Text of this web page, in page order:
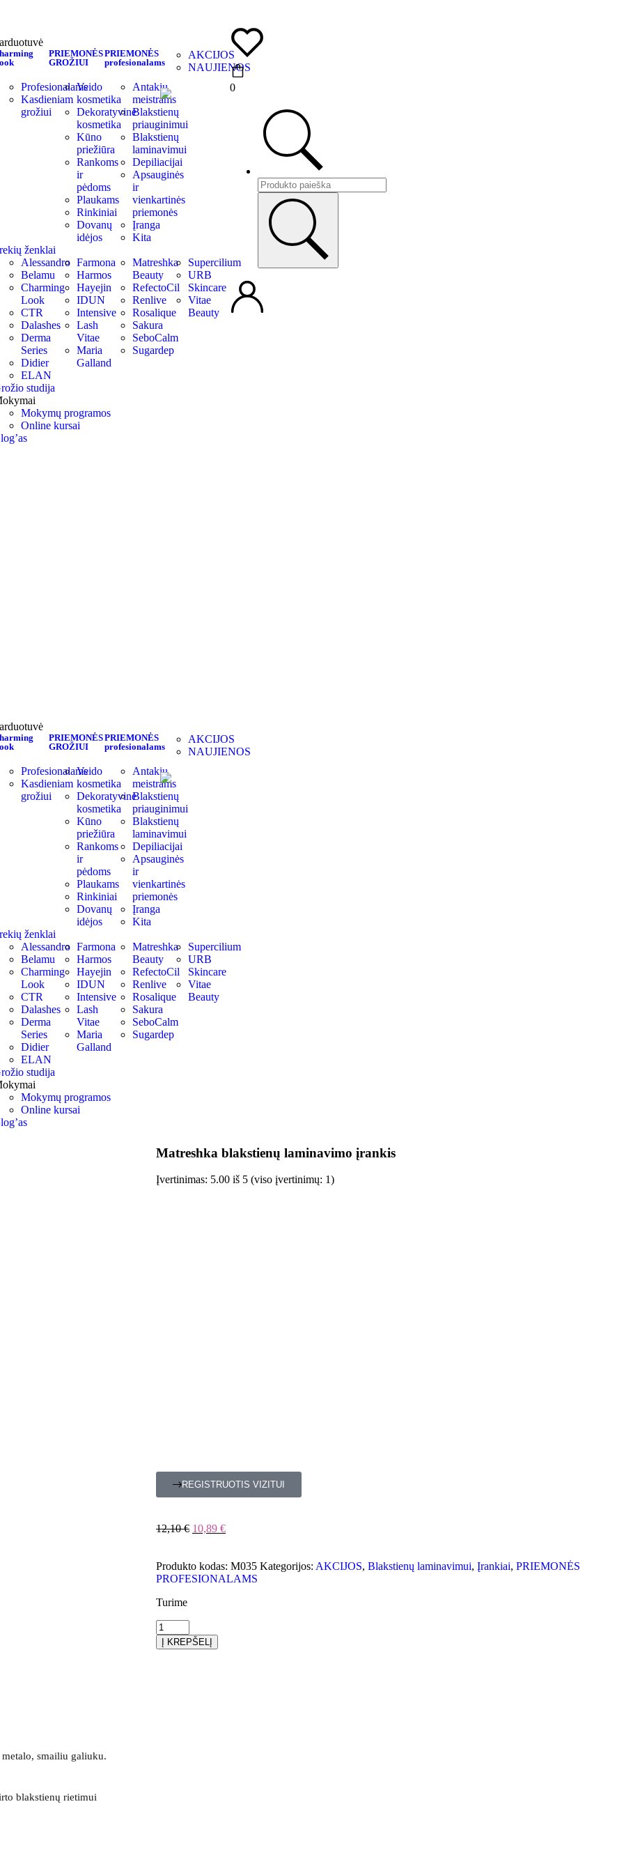
Profesionalams
Kasdieniam
grožiui
PRIEMONĖS
GROŽIUI
Veido
kosmetika
Dekoratyvinė
kosmetika
Kūno
priežiūra
Rankoms
ir
pėdoms
Plaukams
Rinkiniai
Dovanų
idėjos
PRIEMONĖS
profesionalams
Antakių
meistrams
Blakstienų
priauginimui
Blakstienų
laminavimui
Depiliacijai
Apsauginės
ir
vienkartinės
priemonės
Įranga
Kita
AKCIJOS
NAUJIENOS
ženklai
Alessandro
Belamu
Charming
Look
CTR
Dalashes
Derma
Series
Didier
ELAN
Farmona
Harmos
Hayejin
IDUN
Intensive
Lash
Vitae
Maria
Galland
Matreshka
Beauty
RefectoCil
Renlive
Rosalique
Sakura
SeboCalm
Sugardep
Supercilium
URB
Skincare
Vitae
Beauty
studija
Mokymų programos
Online kursai
Profesionalams
Kasdieniam
grožiui
PRIEMONĖS
GROŽIUI
Veido
kosmetika
Dekoratyvinė
kosmetika
Kūno
priežiūra
Rankoms
ir
pėdoms
Plaukams
Rinkiniai
Dovanų
idėjos
PRIEMONĖS
profesionalams
Antakių
meistrams
Blakstienų
priauginimui
Blakstienų
laminavimui
Depiliacijai
Apsauginės
ir
vienkartinės
priemonės
Įranga
Kita
AKCIJOS
NAUJIENOS
ženklai
Alessandro
Belamu
Charming
Look
CTR
Dalashes
Derma
Series
Didier
ELAN
Farmona
Harmos
Hayejin
IDUN
Intensive
Lash
Vitae
Maria
Galland
Matreshka
Beauty
RefectoCil
Renlive
Rosalique
Sakura
SeboCalm
Sugardep
Supercilium
URB
Skincare
Vitae
Beauty
studija
Mokymų programos
Online kursai
0
Matreshka blakstienų laminavimo įrankis
Įvertinimas: 5.00 iš 5 (viso įvertinimų: 1)
REGISTRUOTIS VIZITUI
12,10€ 10,89 €
Produkto kodas: M035 Kategorijos: AKCIJOS, Blakstienų laminavimui, Įrankiai, PRIEMONĖS
PROFESIONALAMS
Turime
Į KREPŠELĮ
smailiu galiuku.
blakstienų rietimui